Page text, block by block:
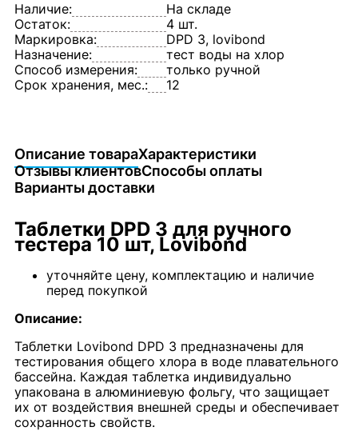
Наличие:
На складе
Остаток:
4 шт.
Маркировка:
DPD 3, lovibond
Назначение:
тест воды на хлор
Способ измерения:
только ручной
Срок хранения, мес.:
12
Описание товараХарактеристики
Отзывы клиентовСпособы оплаты
Варианты доставки
Таблетки DPD 3 для ручного
тестера 10 шт, Lovibond
уточняйте цену, комплектацию и наличие
перед покупкой
Описание:
Таблетки Lovibond DPD 3 предназначены для
тестирования общего хлора в воде плавательного
бассейна. Каждая таблетка индивидуально
упакована в алюминиевую фольгу, что защищает
их от воздействия внешней среды и обеспечивает
сохранность свойств.